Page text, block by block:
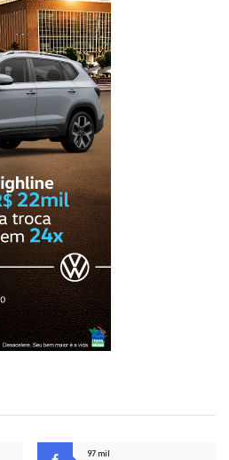
97 mil